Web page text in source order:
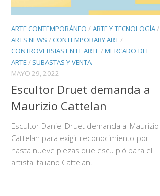
ARTE CONTEMPORÁNEO /ARTE Y TECNOLOGÍA/
ARTS NEWS /CONTEMPORARY ART/
CONTROVERSIAS EN EL ARTE /MERCADO DEL
ARTE / SUBASTAS Y VENTA
MAYO 29, 2022
Escultor Druet demanda a
Maurizio Cattelan
Escultor Daniel Druet demanda al Maurizio
Cattelan para exigir reconocimiento por
hasta nueve piezas que esculpió para el
artista italiano Cattelan.